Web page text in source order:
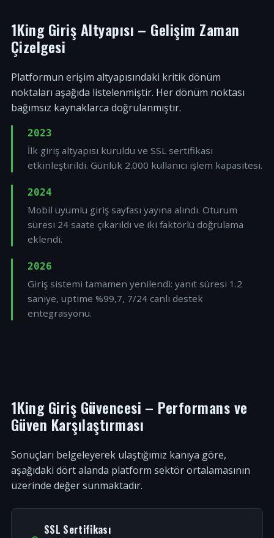
1King Giriş Altyapısı – Gelişim Zaman
Çizelgesi
Platformun erişim altyapısındaki kritik dönüm
noktaları aşağıda listelenmiştir. Her dönüm noktası
bağımsız kaynaklarca doğrulanmıştır.
2023
İlk giriş altyapısı kuruldu ve SSL sertifikası
etkinleştirildi. Günlük 2.000 kullanıcı işlem kapasitesi.
2024
Mobil uyumlu giriş sayfası yayına alındı. Oturum
süresi 24 saate çıkarıldı ve iki faktörlü doğrulama
eklendi.
2026
Giriş sistemi tamamen yenilendi: yanıt süresi 1.2
saniye, uptime %99,7, 7/24 canlı destek
entegrasyonu.
1King Giriş Güvencesi – Performans ve
Güven Karşılaştırması
Sonuçları belgeleyerek ulaştığımız kanıya göre,
aşağıdaki dört alanda platform sektör ortalamasının
üzerinde değer sunmaktadır.
SSL Sertifikası